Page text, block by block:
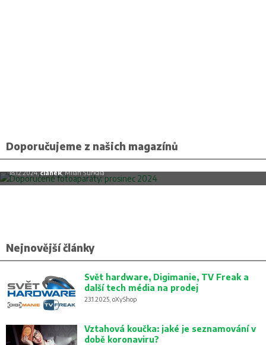
Doporučujeme z našich magazínů
Doporučené fotoaparáty: prosinec 2024
18.12.2024,článek, Milan Šurkala
Nejnovější články
Svět hardware, Digimanie, TV Freak a
další tech média na prodej
23.1.2025, oXyShop
Vztahová koučka: jaké je seznamování v
době koronaviru?